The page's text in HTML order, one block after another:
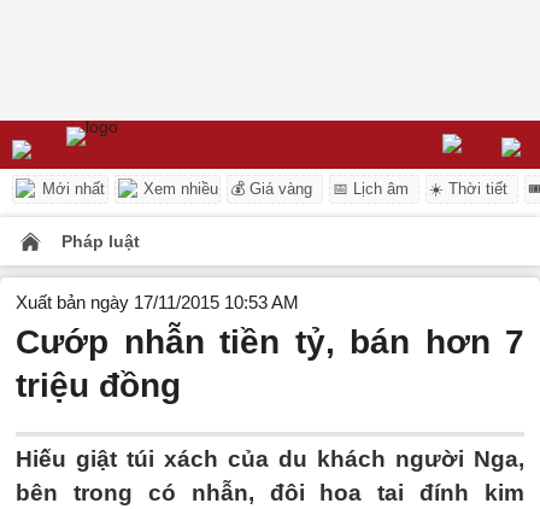
Mới nhất Xem nhiều 💰 Giá vàng 📅 Lịch âm ☀️ Thời tiết
Pháp luật
Xuất bản ngày 17/11/2015 10:53 AM
Cướp nhẫn tiền tỷ, bán hơn 7
triệu đồng
Hiếu giật túi xách của du khách người Nga,
bên trong có nhẫn, đôi hoa tai đính kim